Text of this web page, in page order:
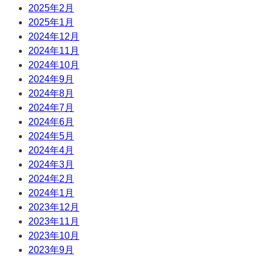
2025年2月
2025年1月
2024年12月
2024年11月
2024年10月
2024年9月
2024年8月
2024年7月
2024年6月
2024年5月
2024年4月
2024年3月
2024年2月
2024年1月
2023年12月
2023年11月
2023年10月
2023年9月